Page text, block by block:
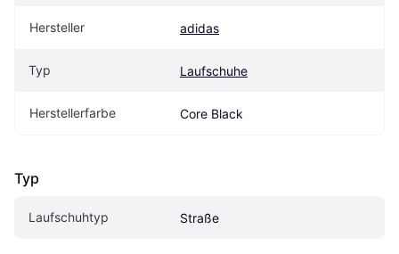
Hersteller adidas
Typ Laufschuhe
Herstellerfarbe Core Black
Typ
Laufschuhtyp Straße